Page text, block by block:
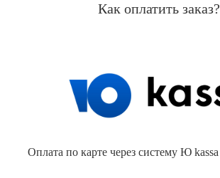
Как оплатить заказ?
Оплата по карте через систему Ю kassa